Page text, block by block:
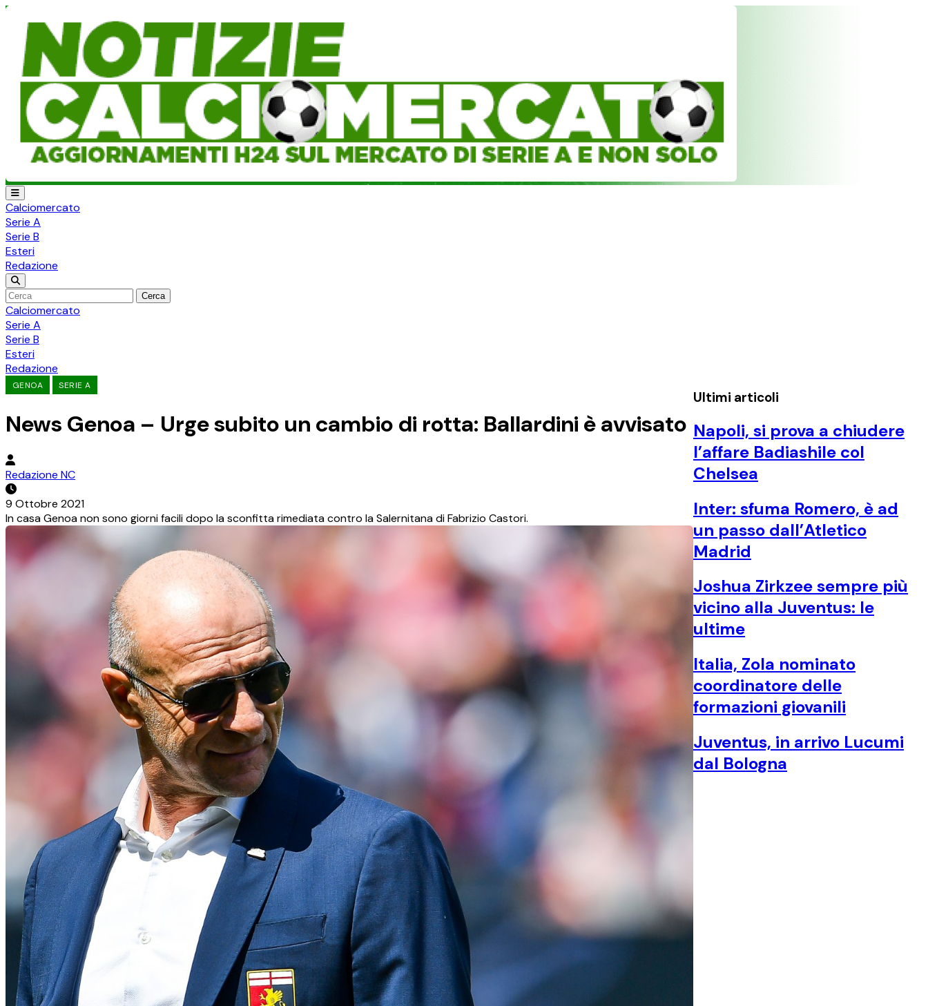
Calciomercato
Serie A
Serie B
Esteri
Redazione
Cerca
Calciomercato
Serie A
Serie B
Esteri
Redazione
GENOA SERIE A
News Genoa – Urge subito un cambio di rotta: Ballardini è avvisato
Redazione NC
9 Ottobre 2021
In casa Genoa non sono giorni facili dopo la sconfitta rimediata contro la Salernitana di Fabrizio Castori.
Ultimi articoli
Napoli, si prova a chiudere
l’affare Badiashile col
Chelsea
Inter: sfuma Romero, è ad
un passo dall’Atletico
Madrid
Joshua Zirkzee sempre più
vicino alla Juventus: le
ultime
Italia, Zola nominato
coordinatore delle
formazioni giovanili
Juventus, in arrivo Lucumi
dal Bologna